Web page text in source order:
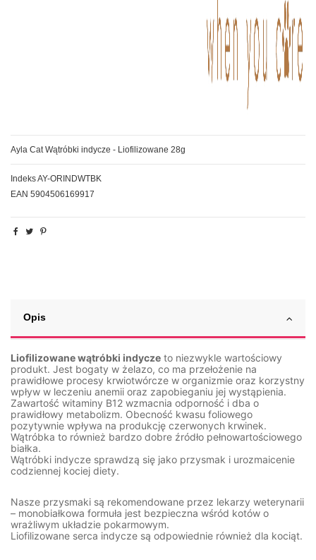
Ayla Cat Wątróbki indycze - Liofilizowane 28g
IndeksAY-ORINDWTBK
EAN 5904506169917
Opis
Liofilizowane wątróbki indycze to niezwykle wartościowy
produkt. Jest bogaty w żelazo, co ma przełożenie na
prawidłowe procesy krwiotwórcze w organizmie oraz korzystny
wpływ w leczeniu anemii oraz zapobieganiu jej wystąpienia.
Zawartość witaminy B12 wzmacnia odporność i dba o
prawidłowy metabolizm. Obecność kwasu foliowego
pozytywnie wpływa na produkcję czerwonych krwinek.
Wątróbka to również bardzo dobre źródło pełnowartościowego
białka.
Wątróbki indycze sprawdzą się jako przysmak i urozmaicenie
codziennej kociej diety.
Nasze przysmaki są rekomendowane przez lekarzy weterynarii
– monobiałkowa formuła jest bezpieczna wśród kotów o
wrażliwym układzie pokarmowym.
Liofilizowane serca indycze są odpowiednie również dla kociąt.